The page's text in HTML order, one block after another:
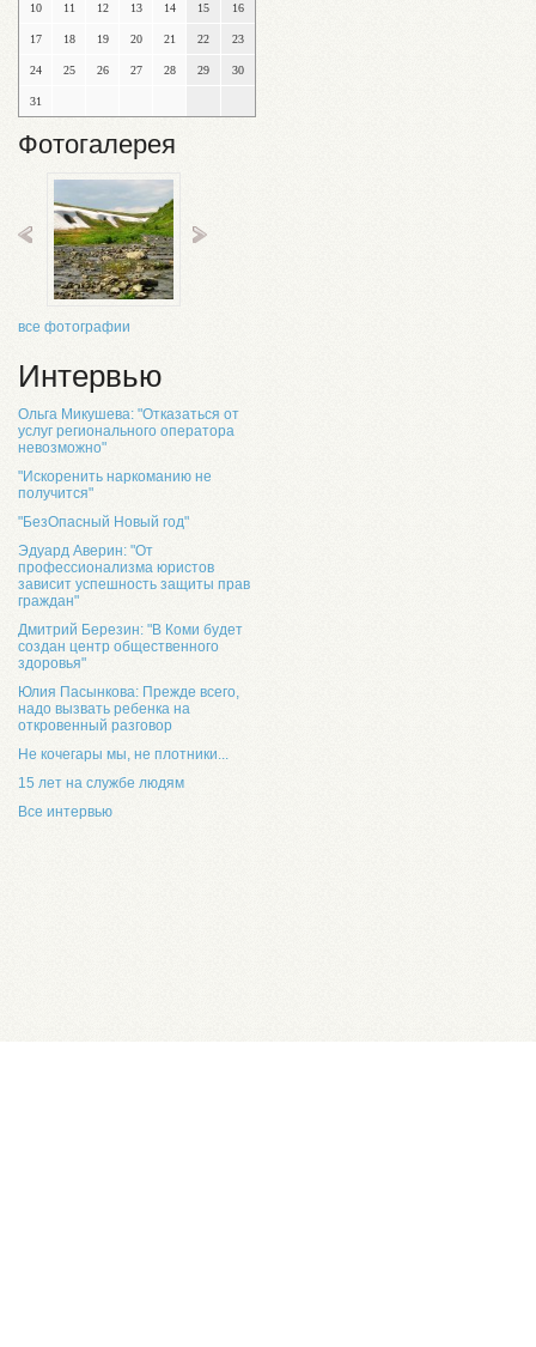
10 11 12 13 14 15 16
17 18 19 20 21 22 23
24 25 26 27 28 29 30
31
Фотогалерея
все фотографии
Интервью
Ольга Микушева: "Отказаться от
услуг регионального оператора
невозможно"
"Искоренить наркоманию не
получится"
"БезОпасный Новый год"
Эдуард Аверин: "От
профессионализма юристов
зависит успешность защиты прав
граждан"
Дмитрий Березин: "В Коми будет
создан центр общественного
здоровья"
Юлия Пасынкова: Прежде всего,
надо вызвать ребенка на
откровенный разговор
Не кочегары мы, не плотники...
15 лет на службе людям
Все интервью